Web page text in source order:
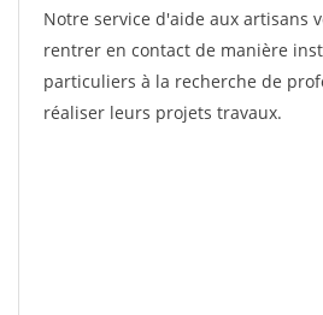
Notre service d'aide aux artisans
rentrer en contact de manière
particuliers à la recherche de
réaliser leurs projets travaux.